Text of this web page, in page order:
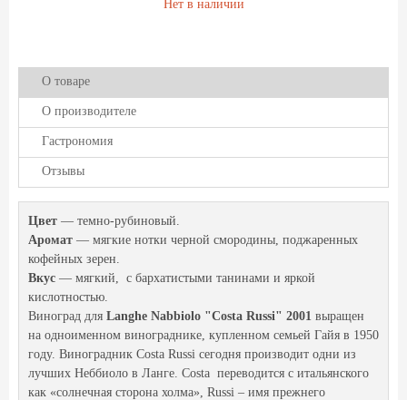
Нет в наличии
О товаре
О производителе
Гастрономия
Отзывы
Цвет — темно-рубиновый.
Аромат — мягкие нотки черной смородины, поджаренных
кофейных зерен.
Вкус — мягкий, с бархатистыми танинами и яркой
кислотностью.
Виноград для Langhe Nabbiolo "Costa Russi" 2001 выращен
на одноименном винограднике, купленном семьей Гайя в 1950
году. Виноградник Costa Russi сегодня производит одни из
лучших Неббиоло в Ланге. Costa переводится с итальянского
как «солнечная сторона холма», Russi – имя прежнего